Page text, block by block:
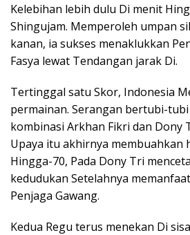
Kelebihan lebih dulu Di menit
Shingujam. Memperoleh umpan
kanan, ia sukses menaklukkan
Fasya lewat Tendangan jarak Di.
Tertinggal satu Skor, Indonesia
permainan. Serangan bertubi-
kombinasi Arkhan Fikri dan Dony
Upaya itu akhirnya membuahkan
Hingga-70, Pada Dony Tri
kedudukan Setelahnya
Penjaga Gawang.
Kedua Regu terus menekan Di